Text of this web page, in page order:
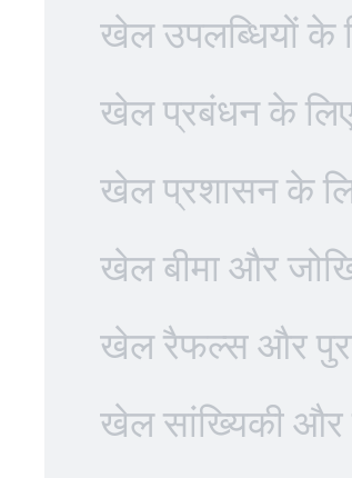
खेल उपलब्धियों के
खेल प्रबंधन के
खेल प्रशासन के
खेल बीमा और
खेल रैफल्स और
खेल सांख्यिकी और